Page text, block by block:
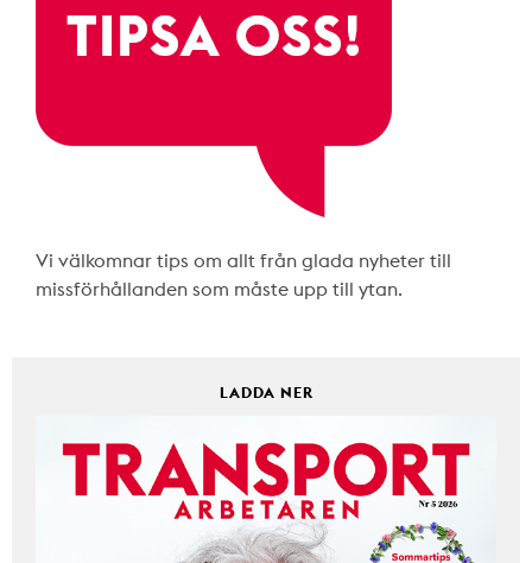
Vi välkomnar tips om allt från glada nyheter till
missförhållanden som måste upp till ytan.
LADDA NER